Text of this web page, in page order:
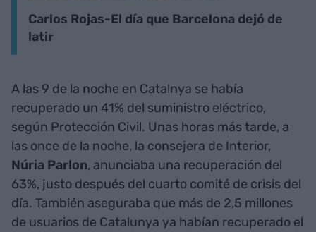
Carlos Rojas-El día que Barcelona dejó de
latir
A las 9 de la noche en Catalnya se había
recuperado un 41% del suministro eléctrico,
según Protección Civil. Unas horas más tarde, a
las once de la noche, la consejera de Interior,
Núria Parlon, anunciaba una recuperación del
63%, justo después del cuarto comité de crisis del
día. También aseguraba que más de 2,5 millones
de usuarios de Catalunya ya habían recuperado el